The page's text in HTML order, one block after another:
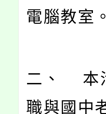
電腦教室。
二、 本
職與國中